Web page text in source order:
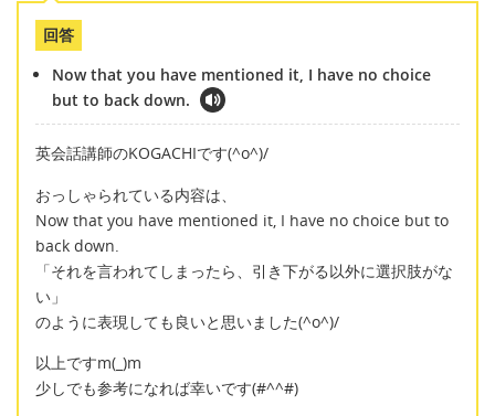
回答
Now that you have mentioned it, I have no choice
but to back down.
英会話講師のKOGACHIです(^o^)/
おっしゃられている内容は、
Now that you have mentioned it, I have no choice but to
back down.
「それを言われてしまったら、引き下がる以外に選択肢がな
い」
のように表現しても良いと思いました(^o^)/
以上ですm(_)m
少しでも参考になれば幸いです(#^^#)